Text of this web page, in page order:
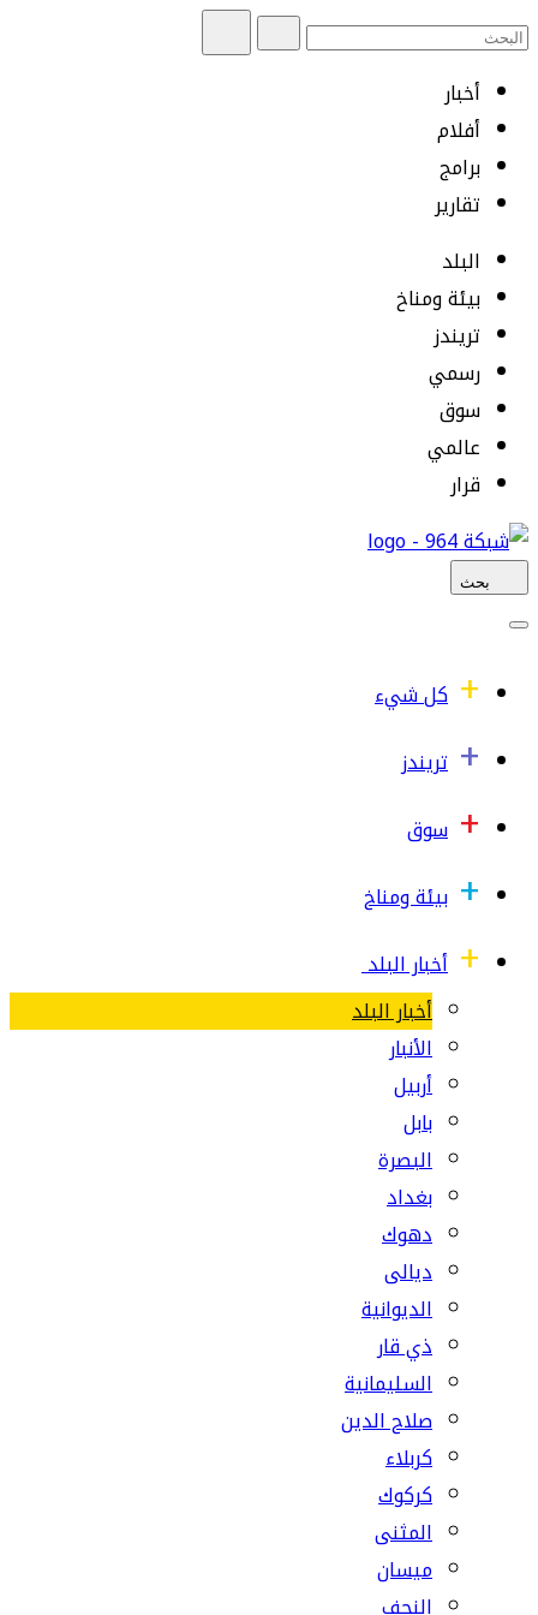
أخبار
أفلام
برامج
تقارير
البلد
بيئة ومناخ
تريندز
رسمي
سوق
عالمي
قرار
بحث
كل شيء
تريندز
سوق
بيئة ومناخ
أخبار البلد
أخبار البلد
الأنبار
أربيل
بابل
البصرة
بغداد
دهوك
ديالى
الديوانية
ذي قار
السليمانية
صلاح الدين
كربلاء
كركوك
المثنى
ميسان
النجف